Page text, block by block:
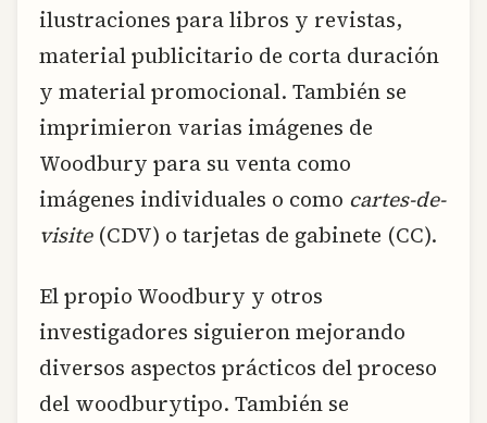
ilustraciones para libros y revistas,
material publicitario de corta duración
y material promocional. También se
imprimieron varias imágenes de
Woodbury para su venta como
imágenes individuales o como cartes-de-
visite(CDV) o tarjetas de gabinete (CC).
El propio Woodbury y otros
investigadores siguieron mejorando
diversos aspectos prácticos del proceso
del woodburytipo. También se